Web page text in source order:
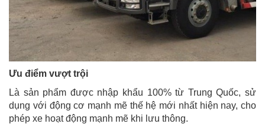
Ưu điểm vượt trội
Là sản phẩm được nhập khẩu 100% từ Trung Quốc, sử
dụng với động cơ mạnh mẽ thế hệ mới nhất hiện nay, cho
phép xe hoạt động mạnh mẽ khi lưu thông.